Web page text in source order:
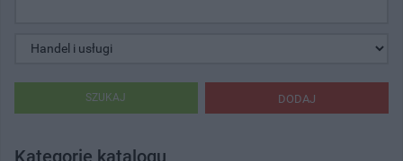
DODAJ
SZUKAJ
Kategorie katalogu